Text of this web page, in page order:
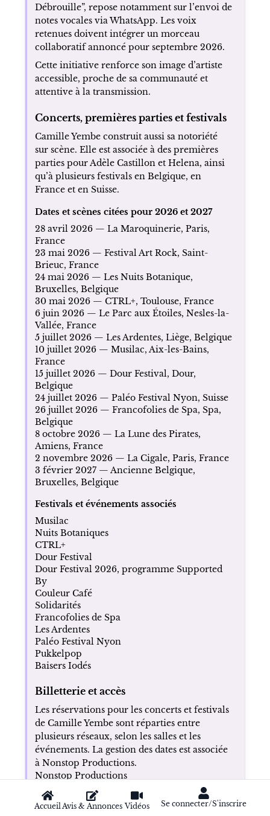
AccueilAvis & Annonces Vidéos Se connecter/S'inscrire
Débrouille”, repose notamment sur l’envoi de
notes vocales via WhatsApp. Les voix
retenues doivent intégrer un morceau
collaboratif annoncé pour septembre 2026.
Cette initiative renforce son image d’artiste
accessible, proche de sa communauté et
attentive à la transmission.
Concerts, premières parties et festivals
Camille Yembe construit aussi sa notoriété
sur scène. Elle est associée à des premières
parties pour Adèle Castillon et Helena, ainsi
qu’à plusieurs festivals en Belgique, en
France et en Suisse.
Dates et scènes citées pour 2026 et 2027
28 avril 2026 — La Maroquinerie, Paris,
France
23 mai 2026 — Festival Art Rock, Saint-
Brieuc, France
24 mai 2026 — Les Nuits Botanique,
Bruxelles, Belgique
30 mai 2026 — CTRL+, Toulouse, France
6 juin 2026 — Le Parc aux Étoiles, Nesles-la-
Vallée, France
5 juillet 2026 — Les Ardentes, Liège, Belgique
10 juillet 2026 — Musilac, Aix-les-Bains,
France
15 juillet 2026 — Dour Festival, Dour,
Belgique
24 juillet 2026 — Paléo Festival Nyon, Suisse
26 juillet 2026 — Francofolies de Spa, Spa,
Belgique
8 octobre 2026 — La Lune des Pirates,
Amiens, France
2 novembre 2026 — La Cigale, Paris, France
3 février 2027 — Ancienne Belgique,
Bruxelles, Belgique
Festivals et événements associés
Musilac
Nuits Botaniques
CTRL+
Dour Festival
Dour Festival 2026, programme Supported
By
Couleur Café
Solidarités
Francofolies de Spa
Les Ardentes
Paléo Festival Nyon
Pukkelpop
Baisers Iodés
Billetterie et accès
Les réservations pour les concerts et festivals
de Camille Yembe sont réparties entre
plusieurs réseaux, selon les salles et les
événements. La gestion des dates est associée
à Nonstop Productions.
Nonstop Productions
See Tickets
Fnac Spectacles